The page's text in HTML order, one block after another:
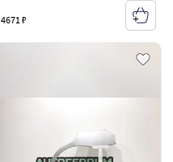
4671 ₽